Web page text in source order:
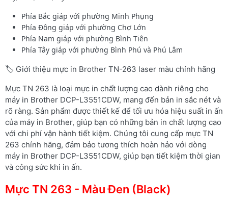
Phía Bắc giáp với phường Minh Phụng
Phía Đông giáp với phường Chợ Lớn
Phía Nam giáp với phường Bình Tiên
Phía Tây giáp với phường Bình Phú và Phú Lâm
🏷️ Giới thiệu mực in Brother TN-263 laser màu chính hãng
Mực TN 263 là loại mực in chất lượng cao dành riêng cho
máy in Brother DCP-L3551CDW, mang đến bản in sắc nét và
rõ ràng. Sản phẩm được thiết kế để tối ưu hóa hiệu suất in ấn
của máy in Brother, giúp bạn có những bản in chất lượng cao
với chi phí vận hành tiết kiệm. Chúng tôi cung cấp mực TN
263 chính hãng, đảm bảo tương thích hoàn hảo với dòng
máy in Brother DCP-L3551CDW, giúp bạn tiết kiệm thời gian
và công sức khi in ấn.
Mực TN 263 - Màu Đen (Black)